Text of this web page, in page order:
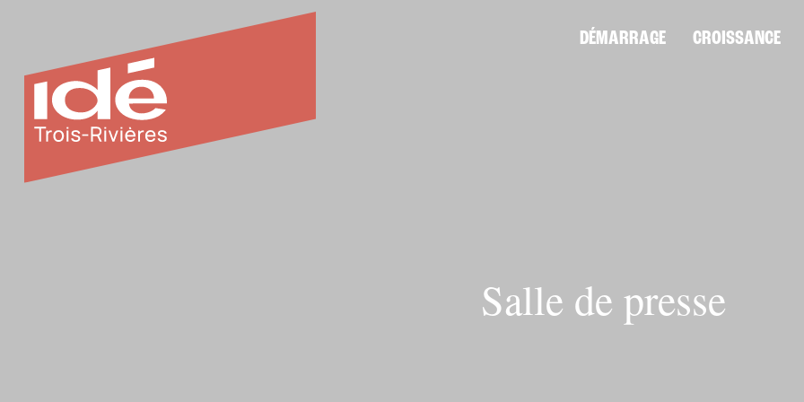
DÉMARRAGE CROISSANCE
Salle de presse